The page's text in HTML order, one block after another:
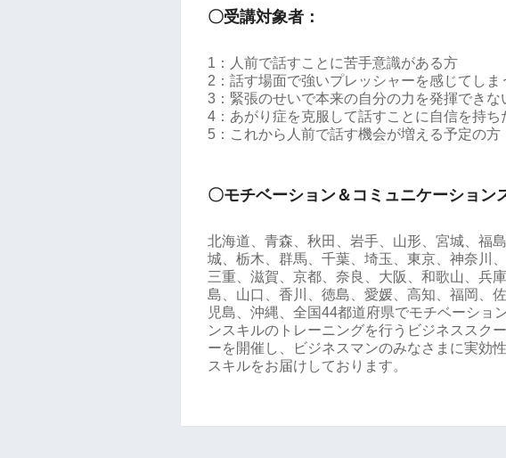
〇受講対象者：
1：人前で話すことに苦手意識がある方
2：話す場面で強いプレッシャーを感じてしま
3：緊張のせいで本来の自分の力を発揮できな
4：あがり症を克服して話すことに自信を持ち
5：これから人前で話す機会が増える予定の方
〇モチベーション＆コミュニケーション
北海道、青森、秋田、岩手、山形、宮城、福
城、栃木、群馬、千葉、埼玉、東京、神奈川
三重、滋賀、京都、奈良、大阪、和歌山、兵
島、山口、香川、徳島、愛媛、高知、福岡、
児島、沖縄、全国44都道府県でモチベーショ
ンスキルのトレーニングを行うビジネススク
ーを開催し、ビジネスマンのみなさまに実効
スキルをお届けしております。